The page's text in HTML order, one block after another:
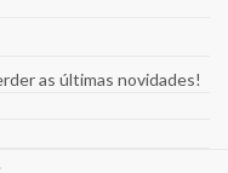
as últimas novidades!